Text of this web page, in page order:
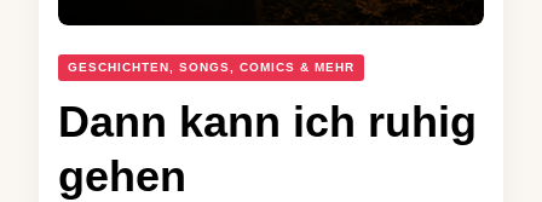
GESCHICHTEN, SONGS, COMICS & MEHR
Dann kann ich ruhig
gehen